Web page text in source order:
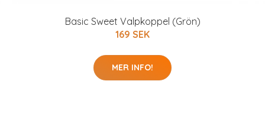
Basic Sweet Valpkoppel (Grön)
169 SEK
MER INFO!